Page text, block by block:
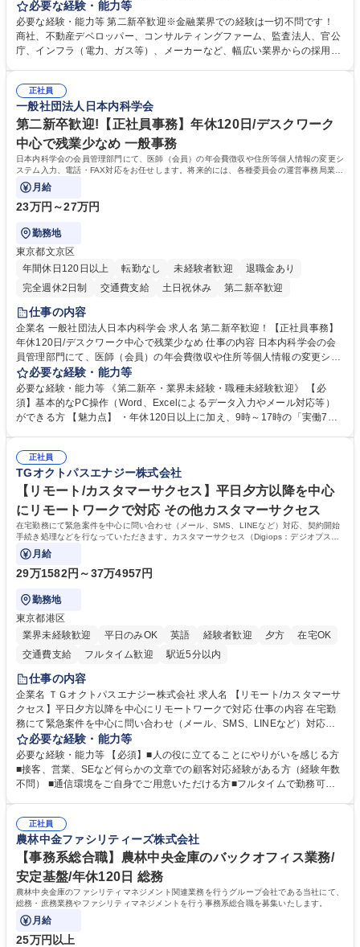
リー業務、地域戦略企画業務など、多様な業務に精通し、複数の専門性を
掛け合わせて広く社会に貢献していく職種です。 入社後は、横断的なロー
テーションを経て適性や専門性に応じたキャリアを形成していただきま
す。総合職として入社いただき、下記いずれかの部門でご活躍いただきま
ート・ナレッジ業務 ※それぞれの業務内容に関しては、別途その他労働条
件備考欄に記載 募集職種 【総合職/ポテンシャル採用(第2新卒)】投融資一
体型のソリューション提案
必要な経験・能力等
必要な経験・能力等 第二新卒歓迎※金融業界での経験は一切不問です！
商社、不動産デベロッパー、コンサルティングファーム、監査法人、官公
庁、インフラ（電力、ガス等）、メーカーなど、幅広い業界からの採用実
く高い志を併せもった人材を求めています。ポテンシャル採用（第2新
卒）では、金融業界での経験や知識を問いません。新たな時代を見据え
て、複雑化する社会課題の解決に向けて先鞭をつける役割を担いたい、と
いう気概をお持ちの方を心待ちにしています。 学歴・資格 学歴：大学院
大学 語学力： 資格：
正社員
一般社団法人日本内科学会
第二新卒歓迎!【正社員事務】年休120日/デスクワーク
中心で残業少なめ 一般事務
日本内科学会の会員管理部門にて、医師（会員）の年会費徴収や住所等個人情報の変更シ
ステム入力、電話・FAX対応をお任せします。将来的には、各種委員会の運営事務局業務
などにも幅広く携わっていただきます。
月給
23万円～27万円
勤務地
東京都文京区
年間休日120日以上
転勤なし 未経験者歓迎
退職金あり
完全週休2日制
交通費支給 土日祝休み 第二新卒歓迎
仕事の内容
企業名 一般社団法人日本内科学会 求人名 第二新卒歓迎！【正社員事務】
年休120日/デスクワーク中心で残業少なめ 仕事の内容 日本内科学会の会
員管理部門にて、医師（会員）の年会費徴収や住所等個人情報の変更シス
テム入力、電話・FAX対応をお任せします。将来的には、各種委員会の運
営事務局業務などにも幅広く携わっていただきます。 【会員管理・データ
入力業務】 ・医師（会員）の住所変更、個人情報のシステム登録・更新
・年会費の徴収管理や入金データの照合確認 【問い合わせ対応】 ・会員
年休120日/デスクワーク中心で残業少なめ
必要な経験・能力等
必要な経験・能力等 《第二新卒・業界未経験・職種未経験歓迎》 【必
須】基本的なPC操作（Word、Excelによるデータ入力やメール対応等）
ができる方 【魅力点】 ・年休120日以上に加え、9時～17時の「実働7時
整、資料作成、当日の運営サポート 学歴・資格 学歴：大学院 大学 語学
力： 資格：
正社員
TGオクトパスエナジー株式会社
【リモート/カスタマーサクセス】平日夕方以降を中心
にリモートワークで対応 その他カスタマーサクセス
在宅勤務にて緊急案件を中心に問い合わせ（メール、SMS、LINEなど）対応、契約開始
手続き処理などを行なっていただきます。カスタマーサクセス（Digiops：デジオプス）
と運用構築の業務となります。
月給
29万1582円～37万4957円
勤務地
東京都港区
業界未経験歓迎
平日のみOK 英語 経験者歓迎 夕方
在宅OK
交通費支給
フルタイム歓迎 駅近5分以内
仕事の内容
企業名 ＴＧオクトパスエナジー株式会社 求人名 【リモート/カスタマーサ
クセス】平日夕方以降を中心にリモートワークで対応 仕事の内容 在宅勤
務にて緊急案件を中心に問い合わせ（メール、SMS、LINEなど）対応、
契約開始手続き処理などを行なっていただきます。カスタマーサクセス
（Digiops：デジオプス）と運用構築の業務となります。 ■お問い合わせ
対応業務全般（システム入力、契約手続き含む） ■デジタルコミュニケー
ションツール（メール、SMS、LINE等）を使用 ■お客様のニーズに応じた
添ってサービス提供できることが魅力 募集職種 【リモート/カスタマーサ
クセス】平日夕方以降を中心にリモートワークで対応
必要な経験・能力等
必要な経験・能力等 【必須】■人の役に立てることにやりがいを感じる方
■接客、営業、SEなど何らかの文章での顧客対応経験がある方（経験年数
不問） ■通信環境をご自身でご用意いただける方■フルタイムで勤務可能
境に貢献したい■改善提案や改善アクション等新しいことに意欲がある方
【英語（語学力）】■翻訳ツールを用い英語でコミュニケーションをとる
ことに抵抗がない方■英語は話せなくても問題はありませんが、英語が話
せますと、よりチャンスが広がります。※日本語がネイティブレベル必須
学歴・資格 学歴：大学院 大学 高専 短大 専修学校 高校 語学力： 資格：
正社員
農林中金ファシリティーズ株式会社
【事務系総合職】農林中央金庫のバックオフィス業務/
安定基盤/年休120日 総務
農林中央金庫のファシリティマネジメント関連業務を行うグループ会社である当社にて、
総務・庶務業務やファシリティマネジメントを行う事務系総合職を募集いたします。
月給
25万円以上